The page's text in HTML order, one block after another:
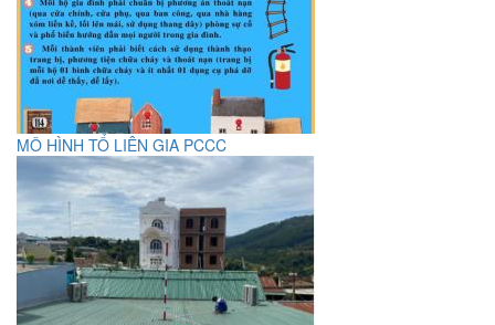
MÔ HÌNH TỔ LIÊN GIA PCCC